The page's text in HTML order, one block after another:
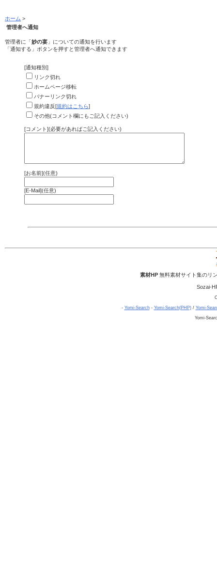
ホーム >
管理者へ通知
管理者に「妙の宴 」についての通知を行います
「通知する」ボタンを押すと管理者へ通知できます
[通知種別]
リンク切れ
ホームページ移転
バナーリンク切れ
規約違反[規約はこちら]
その他(コメント欄にもご記入ください)
[コメント](必要があればご記入ください)
[お名前](任意)
[E-Mail](任意)
素材HP無料素材サイト集のリ
Sozai-
- Yomi-Search- Yomi-Search(PHP)/ Yomi-
Yomi-